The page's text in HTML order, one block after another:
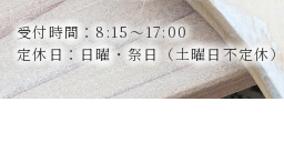
受付時間：8:15～17:00
定休日：日曜・祭日（土曜日不定休）